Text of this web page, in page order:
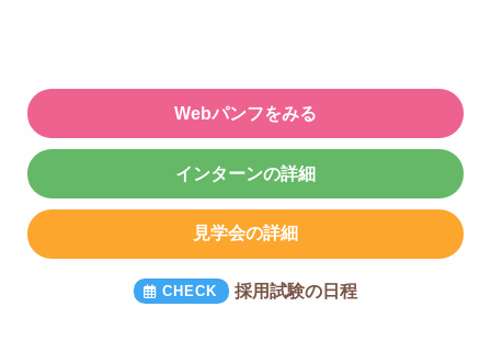
Webパンフをみる
インターンの詳細
見学会の詳細
採用試験の日程